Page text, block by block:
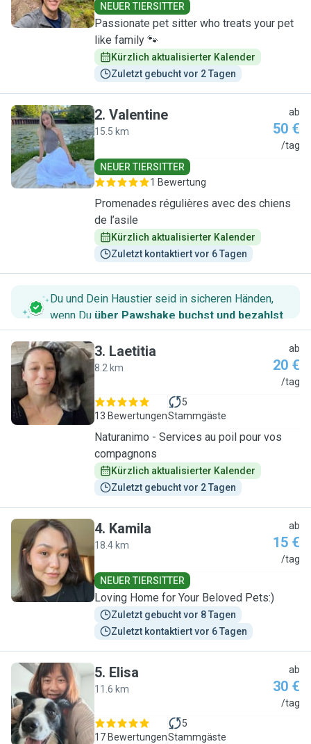
NEUER TIERSITTER
Passionate pet sitter who treats your pet
like family 🐾
Kürzlich aktualisierter Kalender
Zuletzt gebucht vor 2 Tagen
V
2. Valentine
15.5 km
ab
50 €
/tag
NEUER TIERSITTER
1 Bewertung
Promenades régulières avec des chiens
de l’asile
Kürzlich aktualisierter Kalender
Zuletzt kontaktiert vor 6 Tagen
Du und Dein Haustier seid in sicheren Händen,
wenn Du über Pawshake buchst und bezahlst.
L
3. Laetitia
8.2 km
ab
20 €
/tag
13 Bewertungen
5
Stammgäste
Naturanimo - Services au poil pour vos
compagnons
Kürzlich aktualisierter Kalender
Zuletzt gebucht vor 2 Tagen
K
4. Kamila
18.4 km
ab
15 €
/tag
NEUER TIERSITTER
Loving Home for Your Beloved Pets:)
Zuletzt gebucht vor 8 Tagen
Zuletzt kontaktiert vor 6 Tagen
E
5. Elisa
11.6 km
ab
30 €
/tag
17 Bewertungen
5
Stammgäste